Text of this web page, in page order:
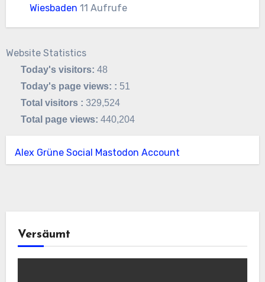
Wiesbaden 11 Aufrufe
Website Statistics
Today's visitors:48
Today's page views: : 51
Total visitors :329,524
Total page views:440,204
Alex Grüne Social Mastodon Account
Versäumt